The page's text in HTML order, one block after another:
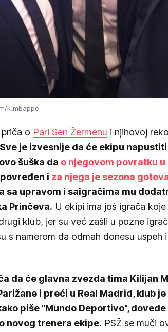
k.mbappe
o Pari Sen Žermenu i njihovoj
Sve je izvesnije da će ekipu
šuška da o njegovom povratku u
i za njega je sezona
sa upravom i saigračima mu
Prinčeva. U ekipi ima još igrača
klub, jer su već zašli u pozne
s namerom da odmah donesu uspeh
da će glavna zvezda tima Kilijan
i preći u Real Madrid, klub
piše "Mundo Deportivo", dovede
novog trenera ekipe. PSŽ se muči